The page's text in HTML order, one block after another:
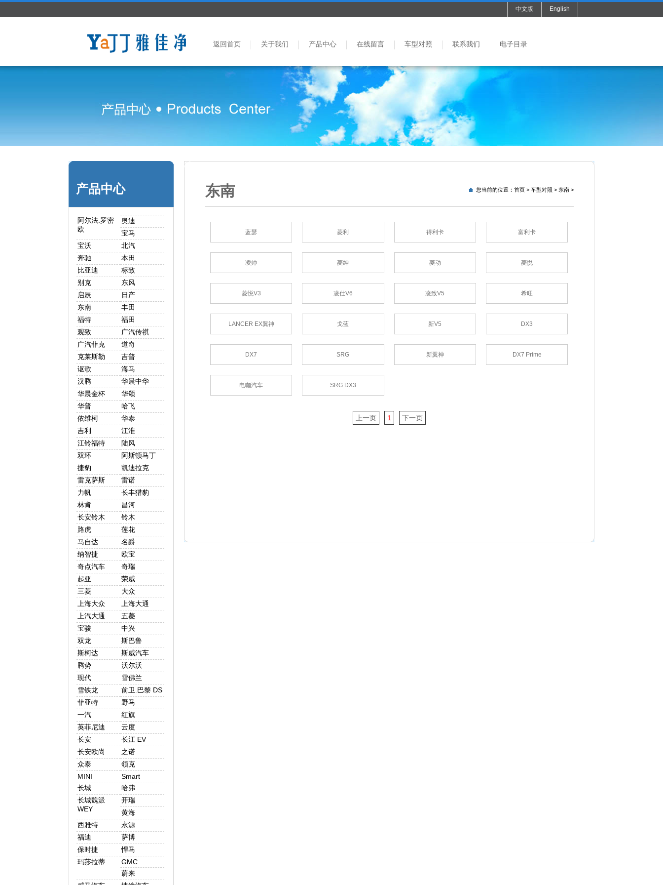
中文版 English
返回首页 关于我们 产品中心 在线留言 车型对照 联系我们 电子目录
产品中心
阿尔法.罗密
欧
奥迪
宝马
宝沃
北汽
奔驰
本田
比亚迪
标致
别克
东风
启辰
日产
东南
丰田
福特
福田
观致
广汽传祺
广汽菲克
道奇
克莱斯勒
吉普
讴歌
海马
汉腾
华晨中华
华晨金杯
华颂
华普
哈飞
依维柯
华泰
吉利
江淮
江铃福特
陆风
双环
阿斯顿马丁
捷豹
凯迪拉克
雷克萨斯
雷诺
力帆
长丰猎豹
林肯
昌河
长安铃木
铃木
路虎
莲花
马自达
名爵
纳智捷
欧宝
奇点汽车
奇瑞
起亚
荣威
三菱
大众
上海大众
上海大通
上汽大通
五菱
宝骏
中兴
双龙
斯巴鲁
斯柯达
斯威汽车
腾势
沃尔沃
现代
雪佛兰
雪铁龙
前卫.巴黎 DS
菲亚特
野马
一汽
红旗
英菲尼迪
云度
长安
长江 EV
长安欧尚
之诺
众泰
领克
MINI
Smart
长城
哈弗
长城魏派
WEY
开瑞
黄海
西雅特
永源
福迪
萨博
保时捷
悍马
玛莎拉蒂
GMC
蔚来
东南 您当前的位置： 首页> 车型对照 > 东南>
蓝瑟 菱利 得利卡 富利卡
凌帅 菱绅 菱动 菱悦
菱悦V3 凌仕V6 凌致V5 希旺
LANCER EX翼神 戈蓝 新V5 DX3
DX7 SRG 新翼神 DX7 Prime
电咖汽车 SRG DX3
上一页 1 下一页